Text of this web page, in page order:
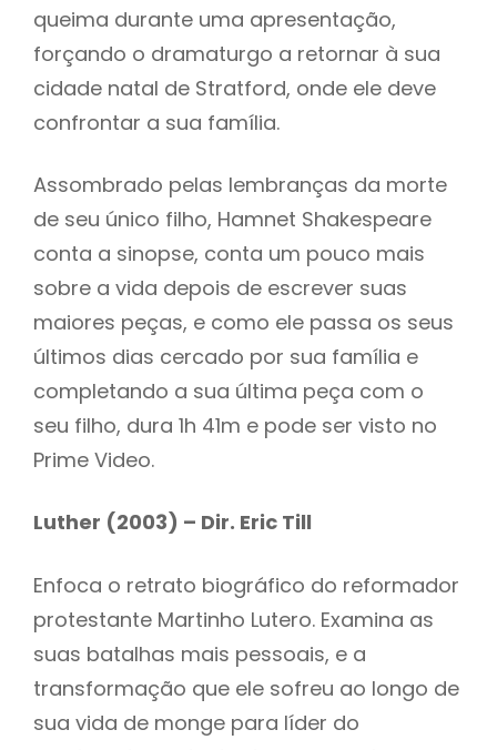
queima durante uma apresentação,
forçando o dramaturgo a retornar à sua
cidade natal de Stratford, onde ele deve
confrontar a sua família.
Assombrado pelas lembranças da morte
de seu único filho, Hamnet Shakespeare
conta a sinopse, conta um pouco mais
sobre a vida depois de escrever suas
maiores peças, e como ele passa os seus
últimos dias cercado por sua família e
completando a sua última peça com o
seu filho, dura 1h 41m e pode ser visto no
Prime Video.
Luther (2003) – Dir. Eric Till
Enfoca o retrato biográfico do reformador
protestante Martinho Lutero. Examina as
suas batalhas mais pessoais, e a
transformação que ele sofreu ao longo de
sua vida de monge para líder do